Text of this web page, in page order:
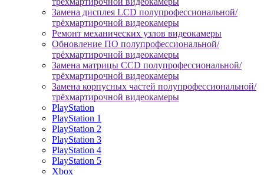
Замена дисплея LCD полупрофессиональной/
трёхмартирочной видеокамеры
Ремонт механических узлов видеокамеры
Обновление ПО полупрофессиональной/
трёхмартирочной видеокамеры
Замена матрицы CCD полупрофессиональной/
трёхмартирочной видеокамеры
Замена корпусных частей полупрофессиональной/
трёхмартирочной видеокамеры
PlayStation
PlayStation 1
PlayStation 2
PlayStation 3
PlayStation 4
PlayStation 5
Xbox